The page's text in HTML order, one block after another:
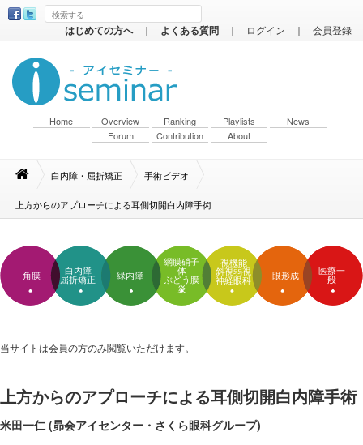
はじめての方へ ｜ よくある質問 ｜ ログイン ｜ 会員登録
Home Overview Ranking Playlists
News
Forum
Contribution About
白内障・屈折矯正 手術ビデオ
上方からのアプローチによる耳側切開白内障手術
角膜
白内障
屈折矯正
緑内障
網膜硝子
体
ぶどう膜
炎
視機能
斜視弱視
神経眼科
眼形成
医療一
般
当サイトは会員の方のみ閲覧いただけます。
上方からのアプローチによる耳側切開白内障手術
米田一仁 (昴会アイセンター・さくら眼科グループ)